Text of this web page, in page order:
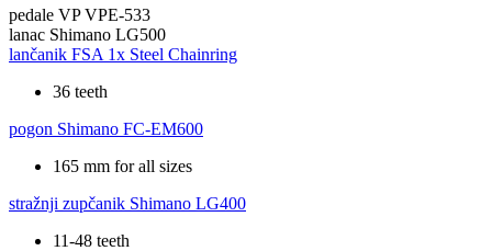
pedale VP VPE-533
lanac Shimano LG500
lančanik FSA 1x Steel Chainring
36 teeth
pogon Shimano FC-EM600
165 mm for all sizes
stražnji zupčanik Shimano LG400
11-48 teeth